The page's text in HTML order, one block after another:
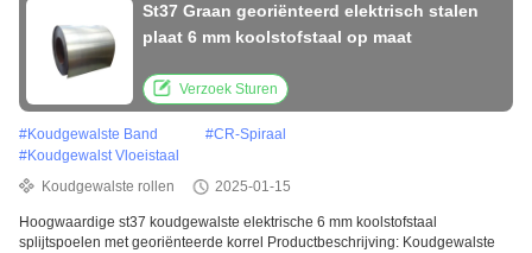
St37 Graan georiënteerd elektrisch stalen
plaat 6 mm koolstofstaal op maat
Verzoek Sturen
#Koudgewalste Band #CR-Spiraal
#Koudgewalst Vloeistaal
Koudgewalste rollen
2025-01-15
Hoogwaardige st37 koudgewalste elektrische 6 mm koolstofstaal
splijtspoelen met georiënteerde korrel Productbeschrijving: Koudgewalste